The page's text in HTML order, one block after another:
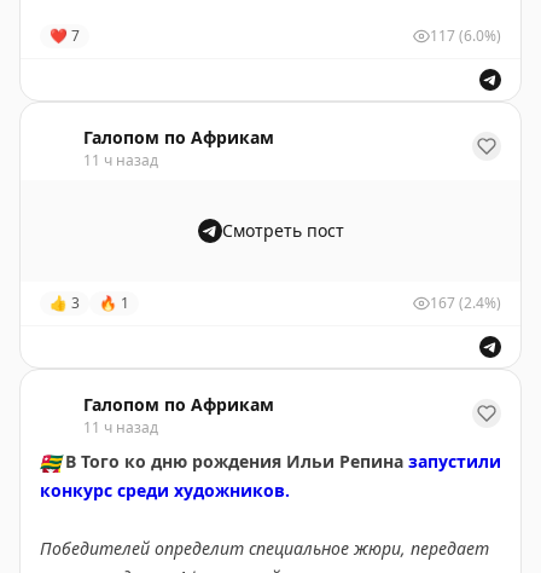
Telegram|ВК|Max
❤ 7 117(6.0%)
Галопом по Африкам
11 ч назад
Смотреть пост
👍 3 🔥 1 167(2.4%)
Галопом по Африкам
11 ч назад
🇹🇬В Того ко дню рождения Ильи Репина запустили
конкурс среди художников.
Победителей определит специальное жюри, передает